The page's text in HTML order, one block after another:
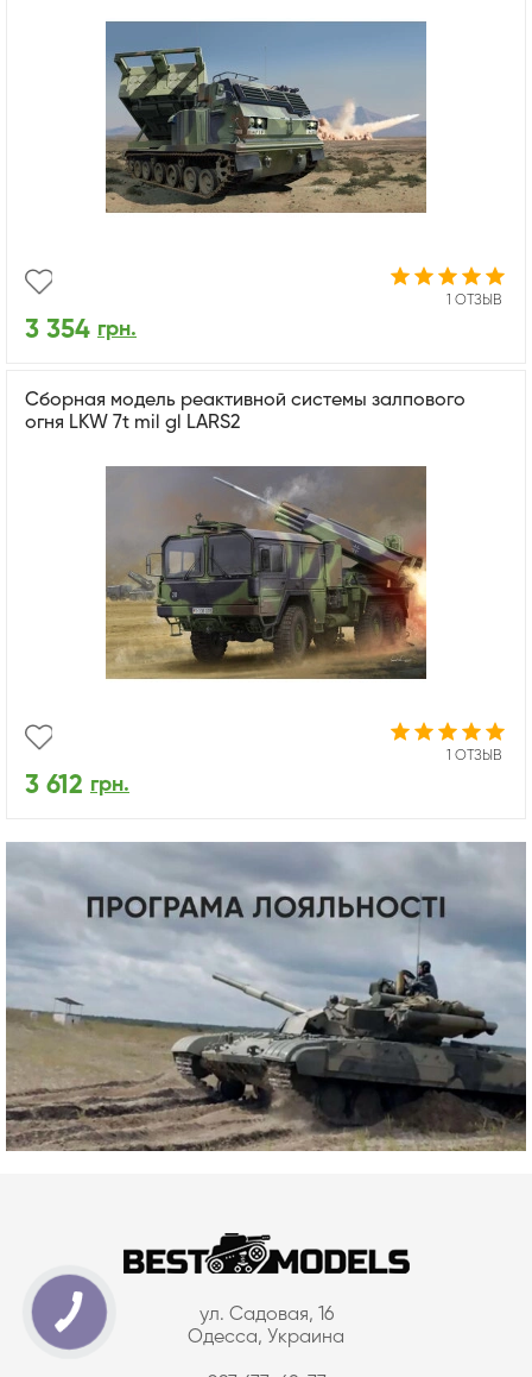
1 ОТЗЫВ
3 354 грн.
Сборная модель реактивной системы залпового
огня LKW 7t mil gl LARS2
1 ОТЗЫВ
3 612 грн.
ул. Садовая, 16
Одесса, Украина